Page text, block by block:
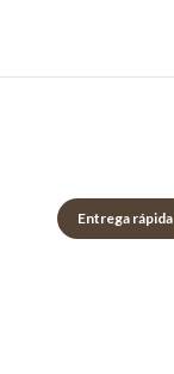
Entrega rápida